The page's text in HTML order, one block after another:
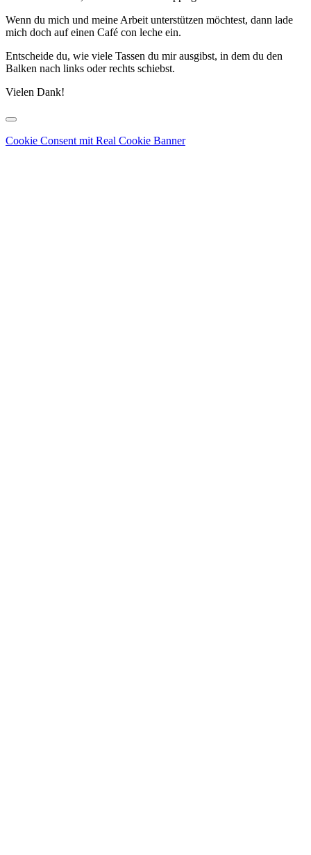
Wenn du mich und meine Arbeit unterstützen möchtest, dann lade
mich doch auf einen Café con leche ein.
Entscheide du, wie viele Tassen du mir ausgibst, in dem du den
Balken nach links oder rechts schiebst.
Vielen Dank!
Cookie Consent mit Real Cookie Banner